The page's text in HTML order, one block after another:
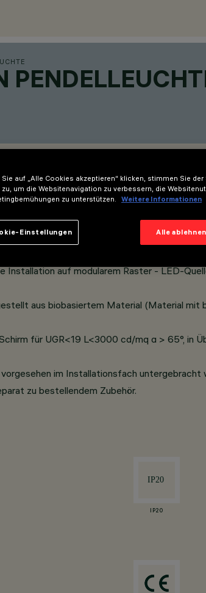
auf modularem Raster - LED-
aus biobasiertem Material (Material mit
für UGR<19 L<3000 cd/mq α > 65°, in
im Installationsfach untergebracht
zu bestellendem Zubehör.
IP20
Sie auf „Alle Cookies akzeptieren“ klicken, stimmen Sie
zu, um die Websitenavigation zu verbessern, die
zu unterstützen.
Weitere Informationen
Alle ablehnen
Einstellungen